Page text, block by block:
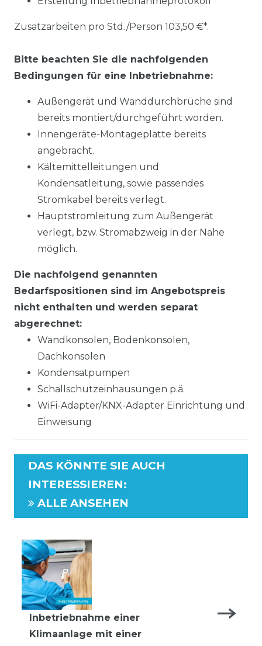
Zusatzarbeiten pro Std./Person 103,50 €*.
Bitte beachten Sie die nachfolgenden
Bedingungen für eine Inbetriebnahme:
Außengerät und Wanddurchbrüche sind
bereits montiert/durchgeführt worden.
Innengeräte-Montageplatte bereits
angebracht.
Kältemittelleitungen und
Kondensatleitung, sowie passendes
Stromkabel bereits verlegt.
Hauptstromleitung zum Außengerät
verlegt, bzw. Stromabzweig in der Nähe
möglich.
Die nachfolgend genannten
Bedarfspositionen sind im Angebotspreis
nicht enthalten und werden separat
abgerechnet:
Wandkonsolen, Bodenkonsolen,
Dachkonsolen
Kondensatpumpen
Schallschutzeinhausungen p.ä.
WiFi-Adapter/KNX-Adapter Einrichtung und
Einweisung
DAS KÖNNTE SIE AUCH
INTERESSIEREN:
ALLE ANSEHEN
Inbetriebnahme einer
Klimaanlage mit einer